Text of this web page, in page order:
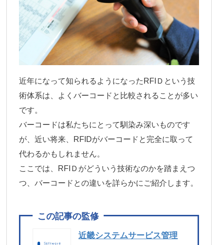
近年になって知られるようになったRFIＤという技
術体系は、よくバーコードと比較されることが多い
です。
バーコードは私たちにとって馴染み深いものです
が、近い将来、RFIDがバーコードと完全に取って
代わるかもしれません。
ここでは、RFIＤがどういう技術なのかを踏まえつ
つ、バーコードとの違いを詳らかにご紹介します。
近畿システムサービス管理